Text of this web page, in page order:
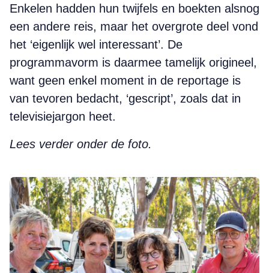
Enkelen hadden hun twijfels en boekten alsnog
een andere reis, maar het overgrote deel vond
het ‘eigenlijk wel interessant’. De
programmavorm is daarmee tamelijk origineel,
want geen enkel moment in de reportage is
van tevoren bedacht, ‘gescript’, zoals dat in
televisiejargon heet.
Lees verder onder de foto.